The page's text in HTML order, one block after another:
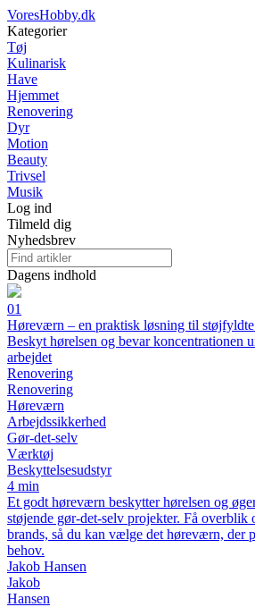
VoresHobby.dk
Kategorier
Tøj
Kulinarisk
Have
Hjemmet
Renovering
Dyr
Motion
Beauty
Trivsel
Musik
Log ind
Tilmeld dig
Nyhedsbrev
Dagens indhold
01
Høreværn – en praktisk løsning til
Beskyt hørelsen og bevar koncentrationen
arbejdet
Renovering
Renovering
Høreværn
Arbejdssikkerhed
Gør-det-selv
Værktøj
Beskyttelsesudstyr
4 min
Et godt høreværn beskytter hørelsen og
støjende gør-det-selv projekter. Få overblik
brands, så du kan vælge det høreværn, der
behov.
Jakob Hansen
Jakob
Hansen